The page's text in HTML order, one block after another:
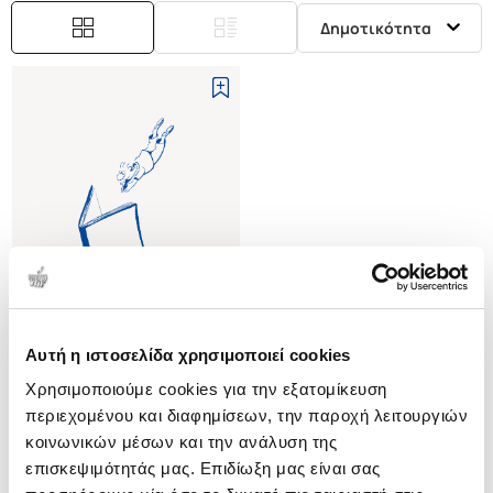
Αυτή η ιστοσελίδα χρησιμοποιεί cookies
Χρησιμοποιούμε cookies για την εξατομίκευση
περιεχομένου και διαφημίσεων, την παροχή λειτουργιών
κοινωνικών μέσων και την ανάλυση της
επισκεψιμότητάς μας. Επιδίωξη μας είναι σας
Δημοτικότητα
(0)
(H/B) UNDERSTANDING WOOD -
A CRAFTSMAN'S GUIDE TO
WOOD
HOADLEY R. BRUCE
Κωδ. Πολιτείας:4244-0005